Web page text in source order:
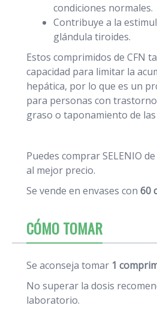
condiciones normales.
Contribuye a la
glándula tiroides.
Estos comprimidos de CFN
capacidad para limitar la
hepática, por lo que es un
para personas con
graso o taponamiento de
Puedes comprar SELENIO
al mejor precio.
Se vende en envases con 60
CÓMO TOMAR
Se aconseja tomar 1
No superar la dosis
laboratorio.